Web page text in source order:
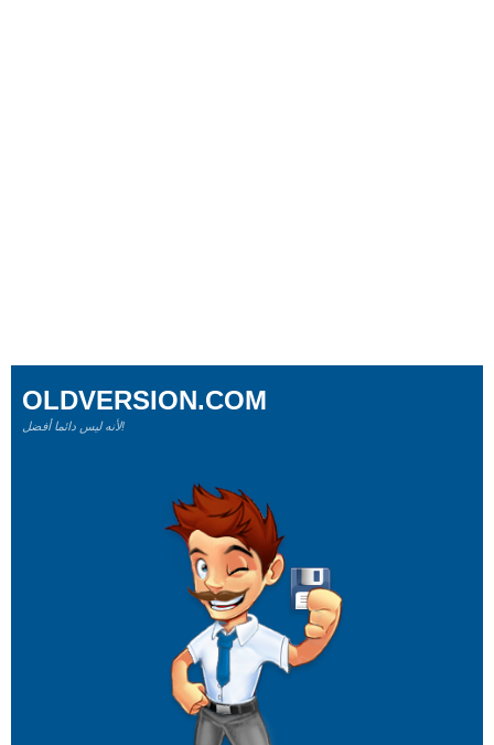
OLDVERSION.COM
لأنه ليس دائما أفضل!